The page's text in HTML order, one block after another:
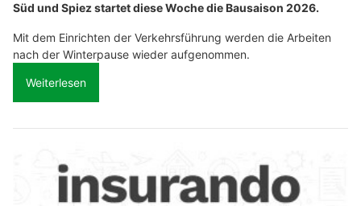
Süd und Spiez startet diese Woche die Bausaison 2026.
Mit dem Einrichten der Verkehrsführung werden die Arbeiten
nach der Winterpause wieder aufgenommen.
Weiterlesen